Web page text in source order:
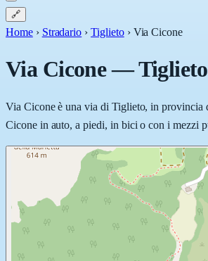
🔗
Home › Stradario › Tiglieto › Via Cicone
Via Cicone—Tiglieto
Via Cicone è una via di Tiglieto, in provincia
Cicone in auto, a piedi, in bici o con i mezzi